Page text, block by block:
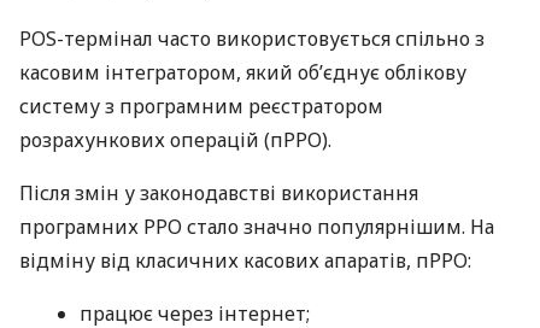
POS-термінал часто використовується спільно з
касовим інтегратором, який об’єднує облікову
систему з програмним реєстратором
розрахункових операцій (пРРО).
Після змін у законодавстві використання
програмних РРО стало значно популярнішим. На
відміну від класичних касових апаратів, пРРО:
працює через інтернет;